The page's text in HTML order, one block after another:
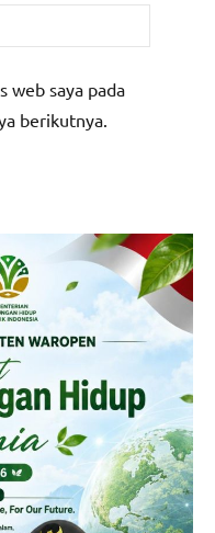
web saya pada
berikutnya.